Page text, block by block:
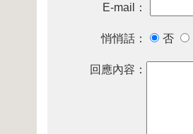
E-mail：
悄悄話： 否
回應內容：